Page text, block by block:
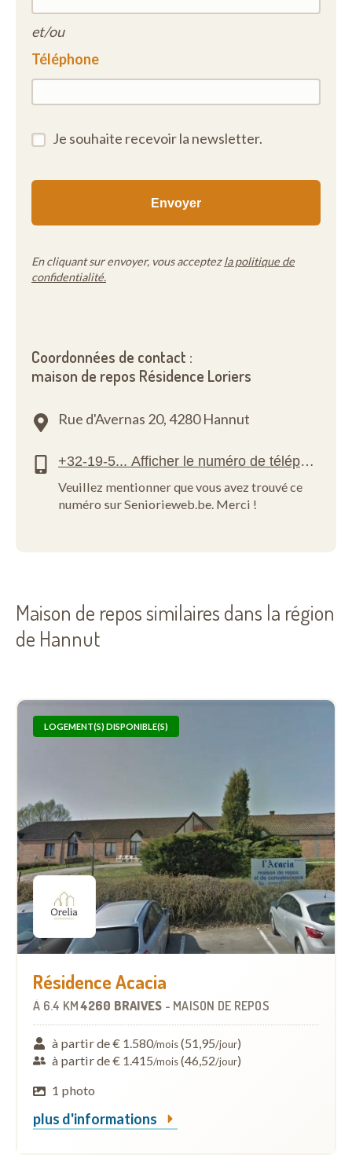
et/ou
Téléphone
Je souhaite recevoir la newsletter.
En cliquant sur envoyer, vous acceptezla politique de
confidentialité.
Coordonnées de contact :
maison de repos Résidence Loriers
Rue d'Avernas 20,4280 Hannut
Veuillez mentionner que vous avez trouvé ce
numéro sur Seniorieweb.be. Merci !
Maison de repos similaires dans la région
de Hannut
LOGEMENT(S) DISPONIBLE(S)
Résidence Acacia
À 6.4 KM 4260 BRAIVES - MAISON DE REPOS
à partir de € 1.580/mois(51,95/jour)
à partir de € 1.415/mois(46,52/jour)
1 photo
plus d'informations